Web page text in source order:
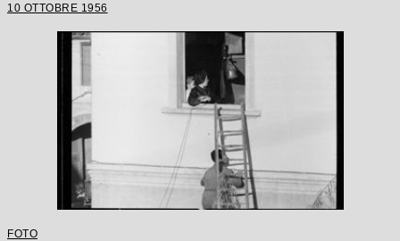
10 OTTOBRE 1956
FOTO